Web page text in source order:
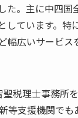
た。主に中四国
しています。特
幅広いサービス
税理士事務所を
等支援機関でも